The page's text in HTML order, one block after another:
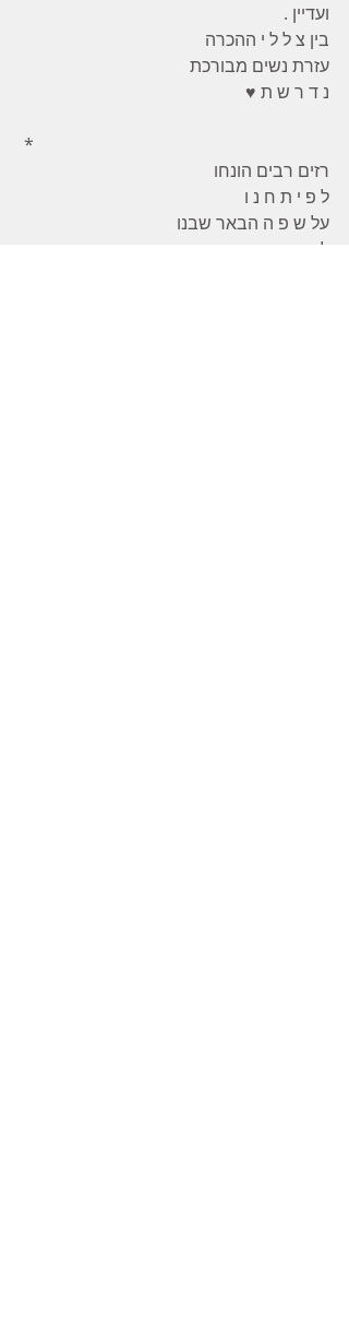
ועדיין .
בין צ ל ל י ההכרה
עזרת נשים מבורכת
נ ד ר ש ת ♥️
*
רזים רבים הונחו
ל פ י ת ח נ ו
על ש פ ה הבאר שבנו
להאיר